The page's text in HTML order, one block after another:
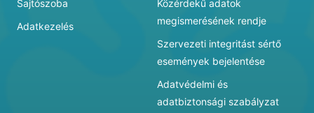
Sajtószoba
Adatkezelés
Közérdekű adatok
megismerésének rendje
Szervezeti integritást sértő
események bejelentése
Adatvédelmi és
adatbiztonsági szabályzat